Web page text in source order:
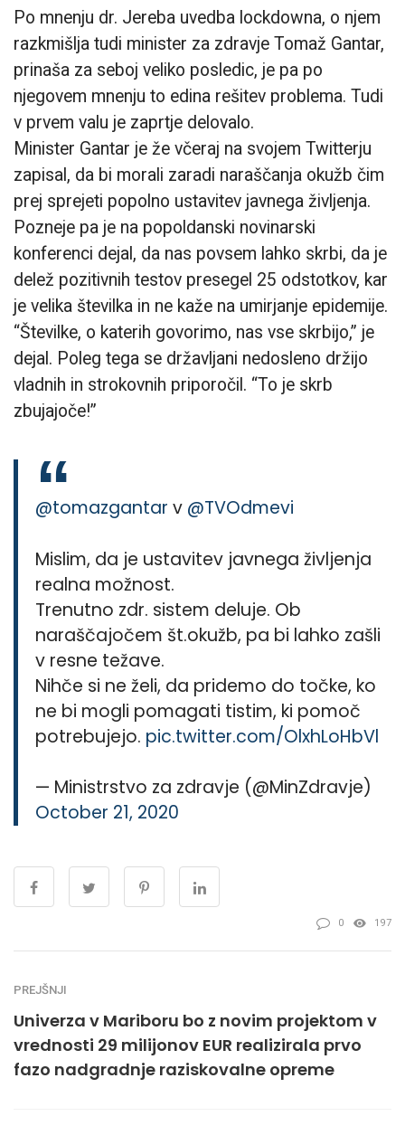
Po mnenju dr. Jereba uvedba lockdowna, o njem
razkmišlja tudi minister za zdravje Tomaž Gantar,
prinaša za seboj veliko posledic, je pa po
njegovem mnenju to edina rešitev problema. Tudi
v prvem valu je zaprtje delovalo.
Minister Gantar je že včeraj na svojem Twitterju
zapisal, da bi morali zaradi naraščanja okužb čim
prej sprejeti popolno ustavitev javnega življenja.
Pozneje pa je na popoldanski novinarski
konferenci dejal, da nas povsem lahko skrbi, da je
delež pozitivnih testov presegel 25 odstotkov, kar
je velika številka in ne kaže na umirjanje epidemije.
“Številke, o katerih govorimo, nas vse skrbijo,” je
dejal. Poleg tega se državljani nedosleno držijo
vladnih in strokovnih priporočil. “To je skrb
zbujajoče!”
@tomazgantar v @TVOdmevi
Mislim, da je ustavitev javnega življenja
realna možnost.
Trenutno zdr. sistem deluje. Ob
naraščajočem št.okužb, pa bi lahko zašli
v resne težave.
Nihče si ne želi, da pridemo do točke, ko
ne bi mogli pomagati tistim, ki pomoč
potrebujejo. pic.twitter.com/OlxhLoHbVl
— Ministrstvo za zdravje (@MinZdravje)
October 21, 2020
0 197
PREJŠNJI
Univerza v Mariboru bo z novim projektom v
vrednosti 29 milijonov EUR realizirala prvo
fazo nadgradnje raziskovalne opreme